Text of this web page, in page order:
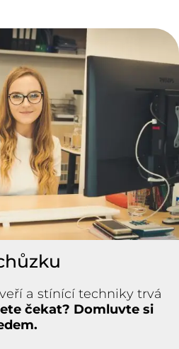
a stínící techniky trvá
čekat? Domluvte si